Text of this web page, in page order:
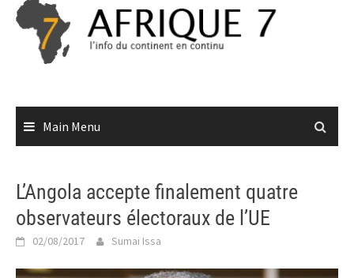
Skip
content
Main Menu
L’Angola accepte finalement quatre
observateurs électoraux de l’UE
02/08/2017 Sumai Issa